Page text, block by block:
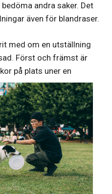
andra saker. Det
även för blandraser.
med om en utställning
Först och främst är
på plats uner en